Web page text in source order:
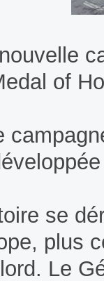
of
se
plus
Le